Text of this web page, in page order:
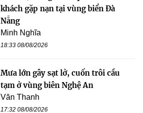
khách gặp nạn tại vùng biển Đà
Nẵng
Minh Nghĩa
18:33 08/08/2026
Mưa lớn gây sạt lở, cuốn trôi cầu
tạm ở vùng biên Nghệ An
Văn Thanh
17:32 08/08/2026